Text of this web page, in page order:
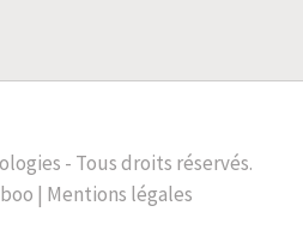
- Tous droits réservés.
| Mentions légales